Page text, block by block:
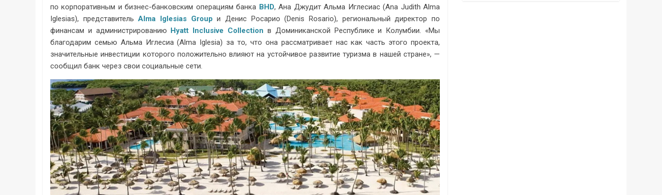
по корпоративным и бизнес-банковским операциям банка BHD, Ана Джудит Альма Иглесиас (Ana Judith Alma
Iglesias), представительAlma Iglesias Group и Денис Росарио (Denis Rosario), региональный директор по
финансам и администрированию Hyatt Inclusive Collection в Доминиканской Республике и Колумбии. «Мы
благодарим семью Альма Иглесиа (Alma Iglesia) за то, что она рассматривает нас как часть этого проекта,
значительные инвестиции которого положительно влияют на устойчивое развитие туризма в нашей стране», —
сообщил банк через свои социальные сети.